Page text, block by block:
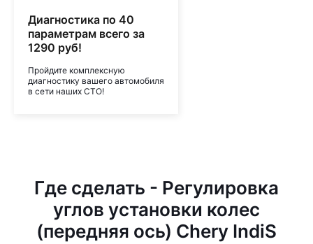
Диагностика по 40
параметрам всего за
1290 руб!
Пройдите комплексную
диагностику вашего автомобиля
в сети наших СТО!
Где сделать - Регулировка
углов установки колес
(передняя ось) Chery IndiS